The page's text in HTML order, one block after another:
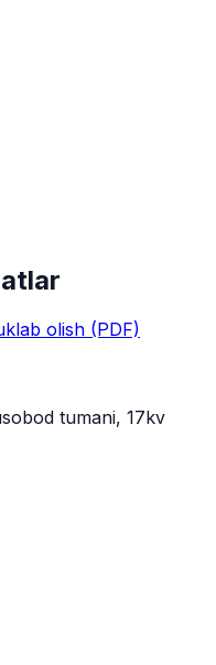
olish (PDF)
tumani, 17kv